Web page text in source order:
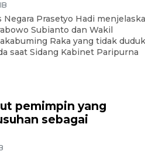
Prasetyo Hadi
Subianto dan Wakil
Raka yang tidak duduk
saat Sidang Kabinet Paripurna
pemimpin yang
sebagai